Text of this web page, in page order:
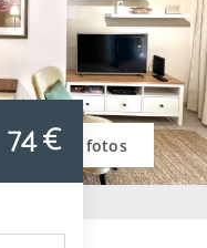
Ver fotos
74 €